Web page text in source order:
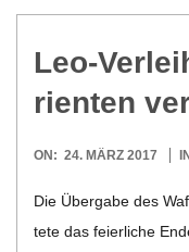
Leo-
ri­en­ten
2017-
ON: 24. MÄRZ 2017
Die Über­gabe des
tete das fei­er­li­che